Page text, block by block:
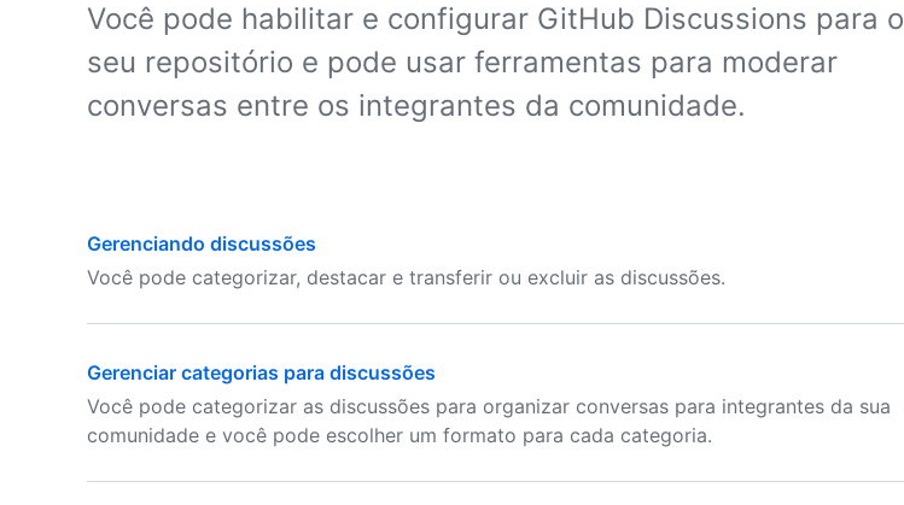
Você pode habilitar e configurar GitHub Discussions para o
seu repositório e pode usar ferramentas para moderar
conversas entre os integrantes da comunidade.
Gerenciando discussões
Você pode categorizar, destacar e transferir ou excluir as discussões.
Gerenciar categorias para discussões
Você pode categorizar as discussões para organizar conversas para integrantes da sua
comunidade e você pode escolher um formato para cada categoria.